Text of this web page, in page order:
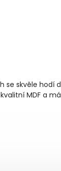
se skvěle hodí
MDF a